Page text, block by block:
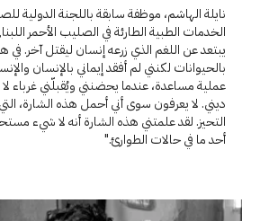
نايلة الهاشم، موظفة سابقة باللجنة الدولية
الخدمات الطبية الطارئة في الصليب الأحمر
يبتعد عن اللغم الذي زرعه إنسان ليقتل آخر. في
بالحيوانات لكنني لم أفقد إيماني بالإنسان
عملية مساعدة، عندما يحضنني ويُقبلّني غرباء
ديني. لا يعرفون سوى أني أحمل هذه الشارة،
التحيز. لقد علمتني هذه الشارة أنه لا شيء
أحد ما في حالات الطوارئ."